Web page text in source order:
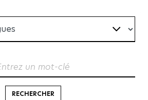
un mot-clé
RECHERCHER